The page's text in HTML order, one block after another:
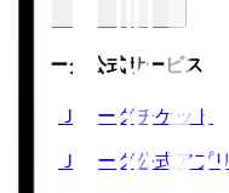
Ｊリーグ公式サービス
Ｊリーグチケット
Ｊリーグ公式アプリ